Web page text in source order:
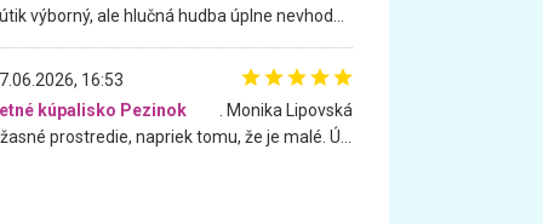
16:53
kúpalisko Pezinok
. Monika Lipovská